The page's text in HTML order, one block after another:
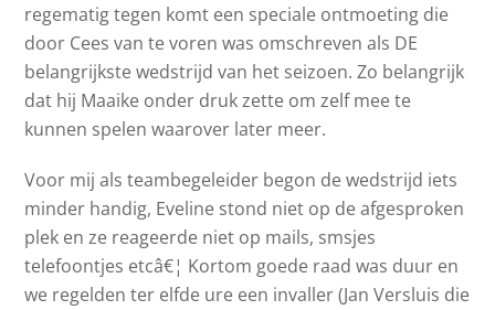
regematig tegen komt een speciale ontmoeting die
door Cees van te voren was omschreven als DE
belangrijkste wedstrijd van het seizoen. Zo belangrijk
dat hij Maaike onder druk zette om zelf mee te
kunnen spelen waarover later meer.
Voor mij als teambegeleider begon de wedstrijd iets
minder handig, Eveline stond niet op de afgesproken
plek en ze reageerde niet op mails, smsjes
telefoontjes etcâ€¦ Kortom goede raad was duur en
we regelden ter elfde ure een invaller (Jan Versluis die